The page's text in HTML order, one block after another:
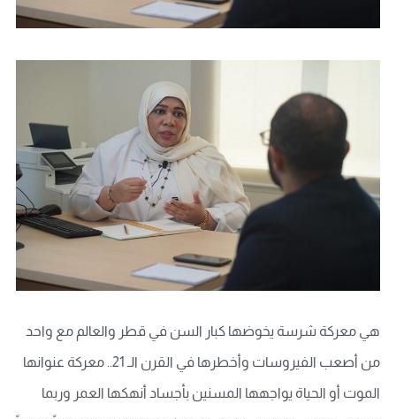
هي معركة شرسة يخوضها كبار السن في قطر والعالم مع واحد
من أصعب الفيروسات وأخطرها في القرن الـ 21.. معركة عنوانها
الموت أو الحياة يواجهها المسنين بأجساد أنهكها العمر وربما